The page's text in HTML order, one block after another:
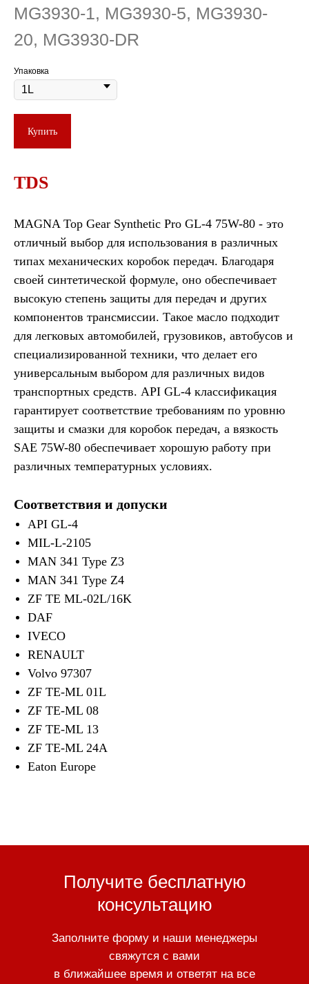
MG3930-1, MG3930-5, MG3930-
20, MG3930-DR
Упаковка
Купить
TDS
MAGNA Top Gear Synthetic Pro GL-4 75W-80 - это
отличный выбор для использования в различных
типах механических коробок передач. Благодаря
своей синтетической формуле, оно обеспечивает
высокую степень защиты для передач и других
компонентов трансмиссии. Такое масло подходит
для легковых автомобилей, грузовиков, автобусов и
специализированной техники, что делает его
универсальным выбором для различных видов
транспортных средств. API GL-4 классификация
гарантирует соответствие требованиям по уровню
защиты и смазки для коробок передач, а вязкость
SAE 75W-80 обеспечивает хорошую работу при
различных температурных условиях.
Соответствия и допуски
API GL-4
MIL-L-2105
MAN 341 Type Z3
MAN 341 Type Z4
ZF TE ML-02L/16K
DAF
IVECO
RENAULT
Volvo 97307
ZF TE-ML 01L
ZF TE-ML 08
ZF TE-ML 13
ZF TE-ML 24A
Eaton Europe
Получите бесплатную
консультацию
Заполните форму и наши менеджеры
свяжутся с вами
в ближайшее время и ответят на все